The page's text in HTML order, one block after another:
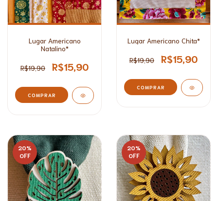
Lugar Americano
Natalino*
R$19,90 R$15,90
COMPRAR
Lugar Americano Chita*
R$19,90 R$15,90
20%
OFF
20%
OFF